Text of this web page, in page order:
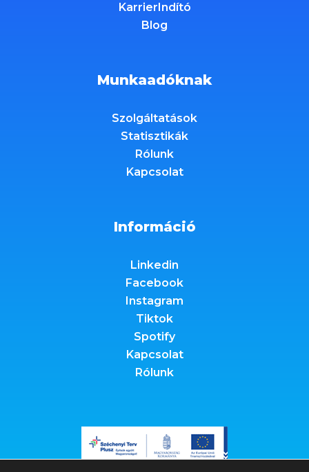
KarrierIndító
Blog
Munkaadóknak
Szolgáltatások
Statisztikák
Rólunk
Kapcsolat
Információ
Linkedin
Facebook
Instagram
Tiktok
Spotify
Kapcsolat
Rólunk